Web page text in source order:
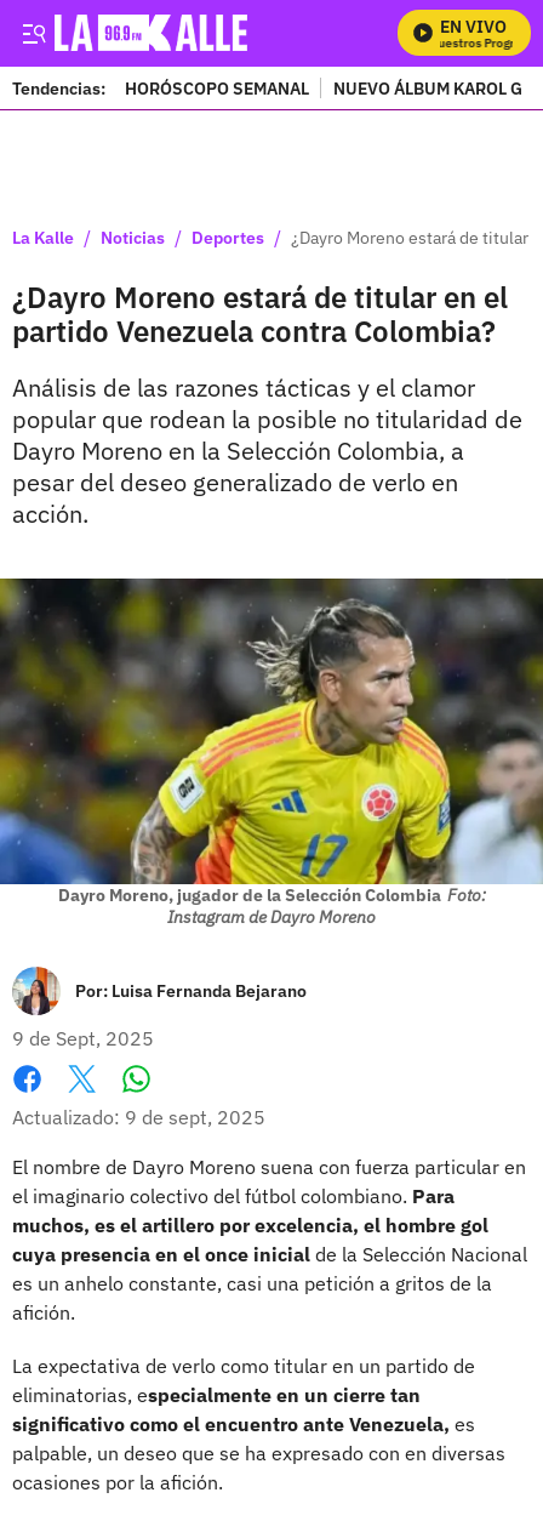
EN VIVO
Mira Todos Nuestros Programas
Tendencias: HORÓSCOPO SEMANAL NUEVO ÁLBUM KAROL G
La Kalle / Noticias / Deportes / ¿Dayro Moreno estará de titular
¿Dayro Moreno estará de titular en el
partido Venezuela contra Colombia?
Análisis de las razones tácticas y el clamor
popular que rodean la posible no titularidad de
Dayro Moreno en la Selección Colombia, a
pesar del deseo generalizado de verlo en
acción.
Dayro Moreno, jugador de la Selección Colombia Foto:
Instagram de Dayro Moreno
Por: Luisa Fernanda Bejarano
9 de Sept, 2025
Facebook
X
Actualizado: 9 de sept, 2025
El nombre de Dayro Moreno suena con fuerza particular en
el imaginario colectivo del fútbol colombiano. Para
muchos, es el artillero por excelencia, el hombre gol
cuya presencia en el once inicial de la Selección Nacional
es un anhelo constante, casi una petición a gritos de la
afición.
La expectativa de verlo como titular en un partido de
eliminatorias, especialmente en un cierre tan
significativo como el encuentro ante Venezuela, es
palpable, un deseo que se ha expresado con en diversas
ocasiones por la afición.